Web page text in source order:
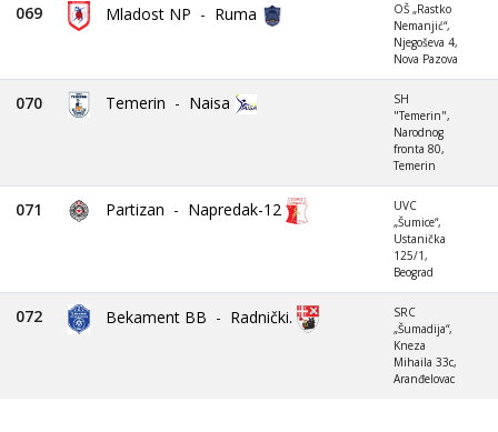
069 Mladost NP - Ruma
OŠ „Rastko
Nemanjić“,
Njegoševa 4,
Nova Pazova
070 Temerin - Naisa
SH
"Temerin",
Narodnog
fronta 80,
Temerin
071 Partizan - Napredak-12
UVC
„Šumice“,
Ustanička
125/1,
Beograd
072 Bekament BB - Radnički.
SRC
„Šumadija“,
Kneza
Mihaila 33c,
Aranđelovac